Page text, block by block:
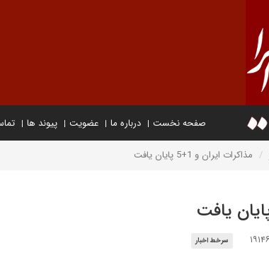
صفحه نخست درباره ما عضویت پیوند ها
مذاکرات ایران و 1+5 پایان یافت
سرخط اخبار